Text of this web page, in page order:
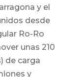
y el
desde
Ro-Ro
unas 210
de carga
y